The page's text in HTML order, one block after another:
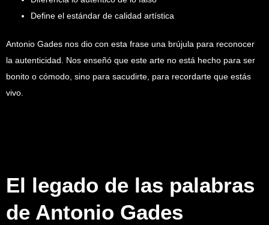
Define el estándar de calidad artística
Antonio Gades nos dio con esta frase una brújula para reconocer
la autenticidad. Nos enseñó que este arte no está hecho para ser
bonito o cómodo, sino para sacudirte, para recordarte que estás
vivo.
El legado de las palabras
de Antonio Gades